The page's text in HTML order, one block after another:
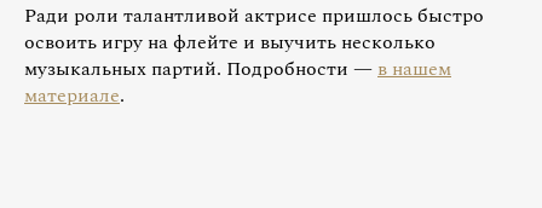
Ради роли талантливой актрисе пришлось быстро
освоить игру на флейте и выучить несколько
музыкальных партий. Подробности —в нашем
материале.